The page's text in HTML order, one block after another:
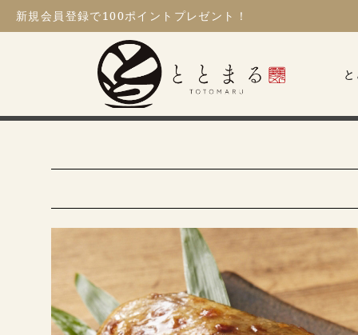
新規会員登録で100ポイントプレゼント！
三河みりん漬